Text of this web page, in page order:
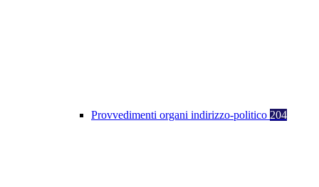
Provvedimenti organi indirizzo-politico 204